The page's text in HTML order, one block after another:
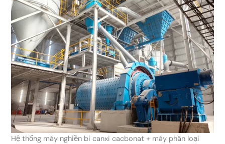
Hệ thống máy nghiền bi canxi cacbonat + máy phân loại